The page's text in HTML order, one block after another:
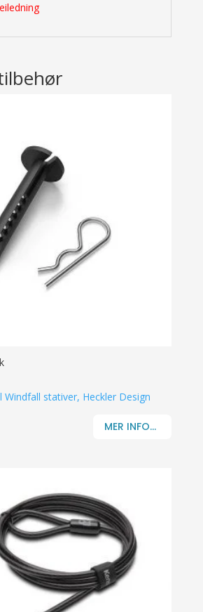
Windfall stativer, Heckler Design
MER INFO...